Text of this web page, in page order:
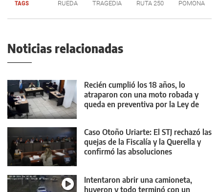
TAGS RUEDA TRAGEDIA RUTA 250 POMONA
Noticias relacionadas
Recién cumplió los 18 años, lo
atraparon con una moto robada y
queda en preventiva por la Ley de
Caso Otoño Uriarte: El STJ rechazó las
quejas de la Fiscalía y la Querella y
confirmó las absoluciones
Intentaron abrir una camioneta,
huyeron y todo terminó con un